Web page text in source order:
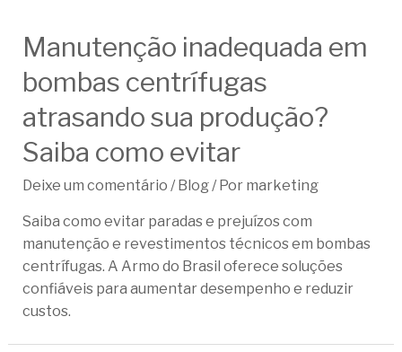
Manutenção inadequada em
bombas centrífugas
atrasando sua produção?
Saiba como evitar
Deixe um comentário /Blog/ Por marketing
Saiba como evitar paradas e prejuízos com
manutenção e revestimentos técnicos em bombas
centrífugas. A Armo do Brasil oferece soluções
confiáveis para aumentar desempenho e reduzir
custos.